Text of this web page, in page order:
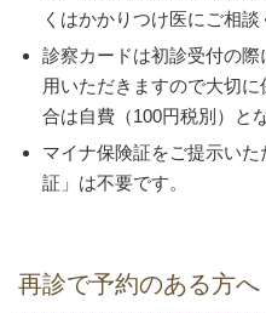
くはかかりつけ医にご相談
診察カードは初診受付の
用いただきますので大切
合は自費（100円税別）と
マイナ保険証をご提示い
証」は不要です。
再診で予約のある方へ